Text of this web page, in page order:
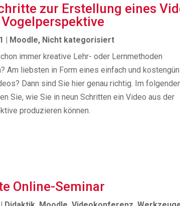
zur Erstellung eines
| Moodle, Nicht kategorisiert
immer kreative Lehr- oder Lernmethoden
Am liebsten in Form eines einfach und
Dann sind Sie hier genau richtig. Im
Sie, wie Sie in neun Schritten ein Video aus der
produzieren können.
Online-Seminar